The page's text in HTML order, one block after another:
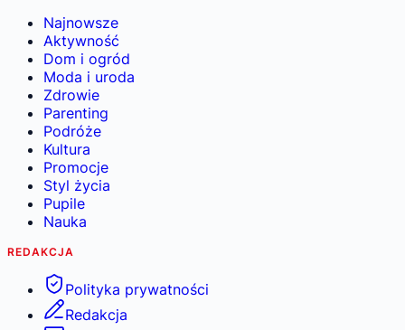
Najnowsze
Aktywność
Dom i ogród
Moda i uroda
Zdrowie
Parenting
Podróże
Kultura
Promocje
Styl życia
Pupile
Nauka
REDAKCJA
Polityka prywatności
Redakcja